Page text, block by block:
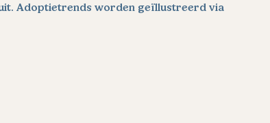
Adoptietrends worden geïllustreerd via